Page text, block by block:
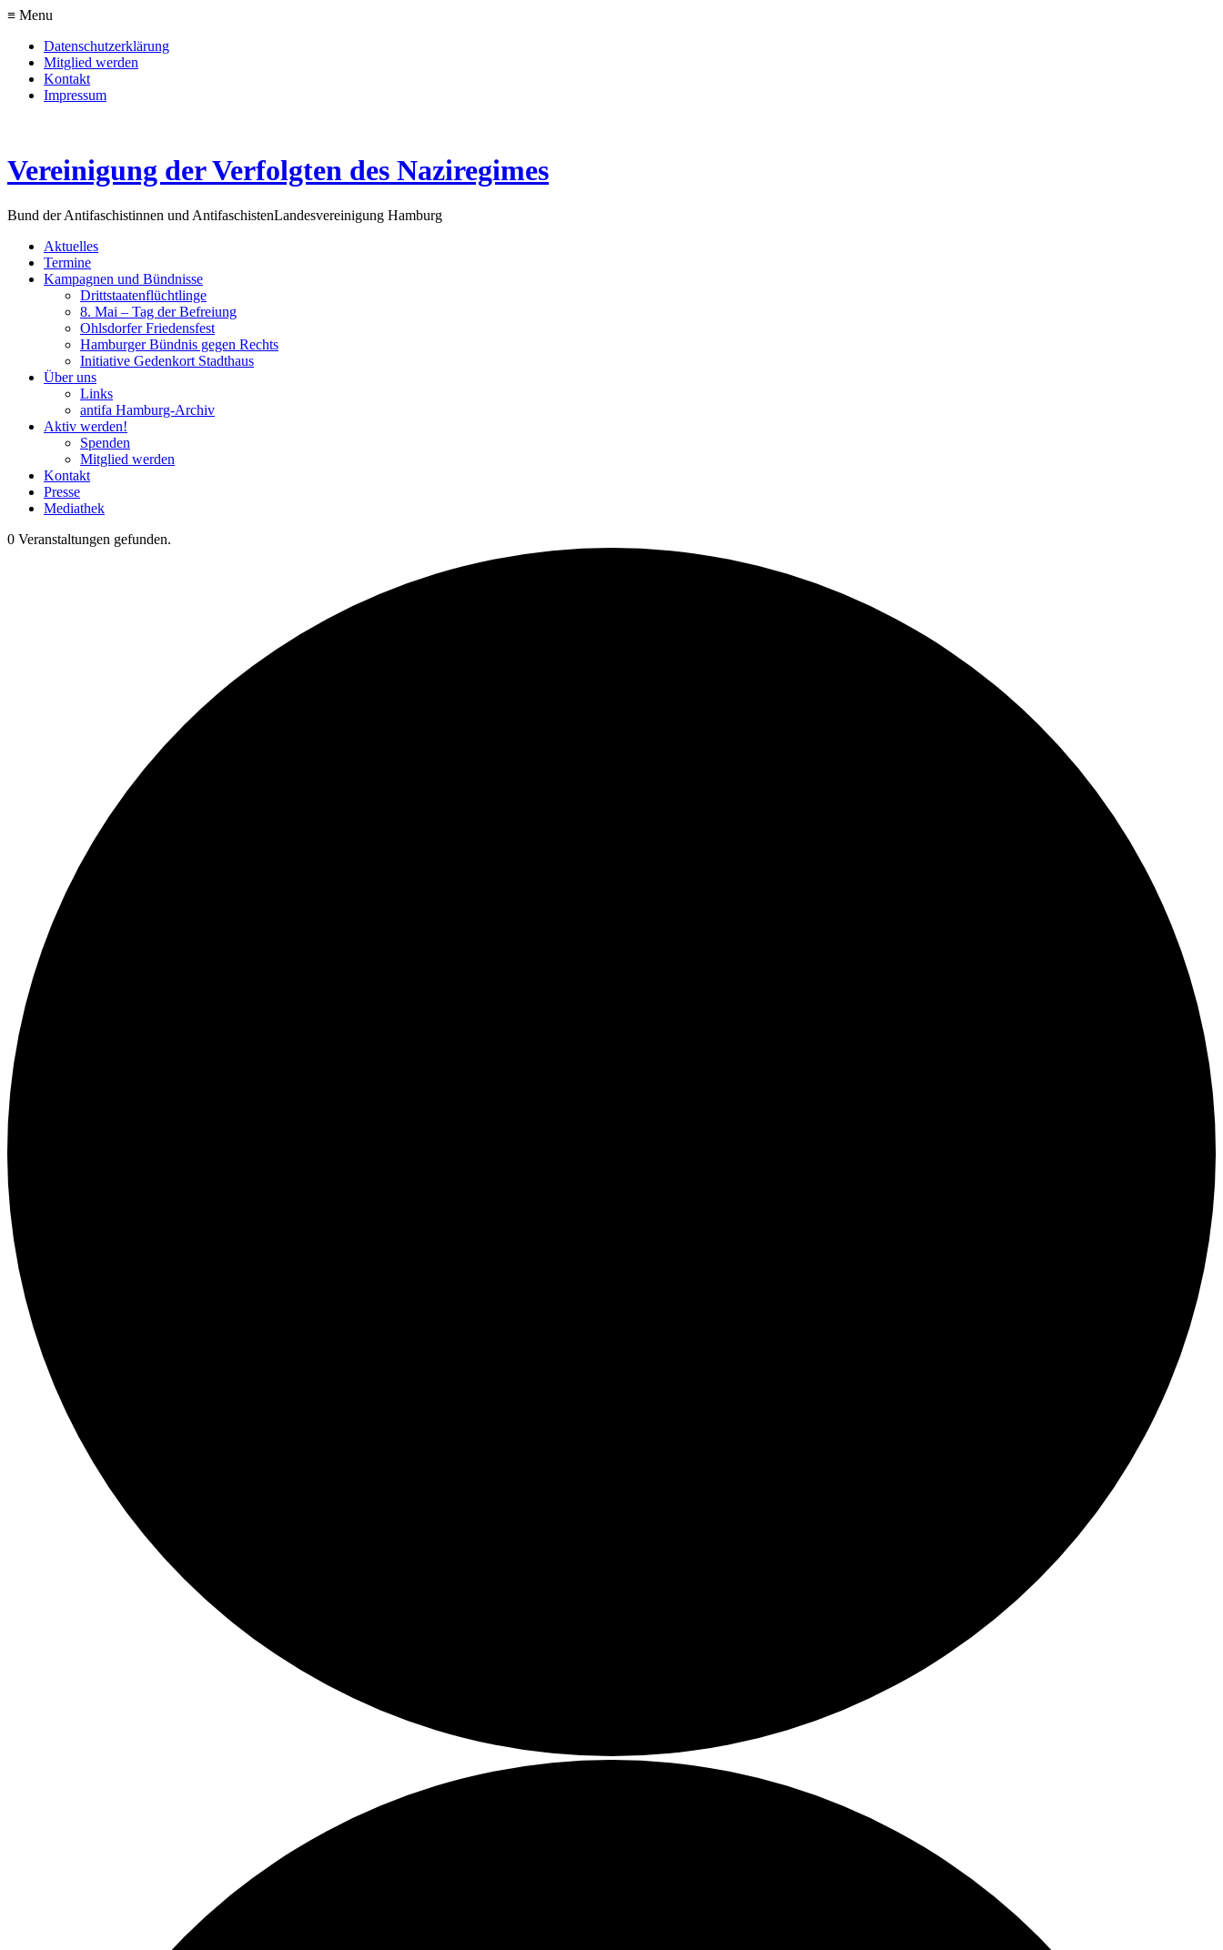
≡ Menu
Datenschutzerklärung
Mitglied werden
Kontakt
Impressum
Vereinigung der Verfolgten des Naziregimes
Bund der Antifaschistinnen und AntifaschistenLandesvereinigung Hamburg
Aktuelles
Termine
Kampagnen und Bündnisse
Drittstaatenflüchtlinge
8. Mai – Tag der Befreiung
Ohlsdorfer Friedensfest
Hamburger Bündnis gegen Rechts
Initiative Gedenkort Stadthaus
Über uns
Links
antifa Hamburg-Archiv
Aktiv werden!
Spenden
Mitglied werden
Kontakt
Presse
Mediathek
0 Veranstaltungen gefunden.